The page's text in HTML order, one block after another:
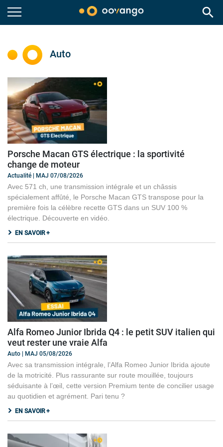
search
Auto
Porsche Macan GTS électrique : la sportivité
change de moteur
Actualité | MAJ 07/08/2026
Avec 571 ch, une transmission intégrale et un châssis
spécialement affûté, le Porsche Macan GTS transpose pour la
première fois la célèbre recette GTS dans un SUV 100 %
électrique. Découverte en vidéo.
EN SAVOIR +
Alfa Romeo Junior Ibrida Q4 : le petit SUV italien qui
veut rester une vraie Alfa
Auto | MAJ 05/08/2026
Avec sa transmission intégrale, l’Alfa Romeo Junior Ibrida ajoute
de la motricité. Plus rassurante sur route mouillée, toujours
séduisante à l’œil, cette version Premium tente de concilier usage
au quotidien et agrément. Pari tenu ?
EN SAVOIR +